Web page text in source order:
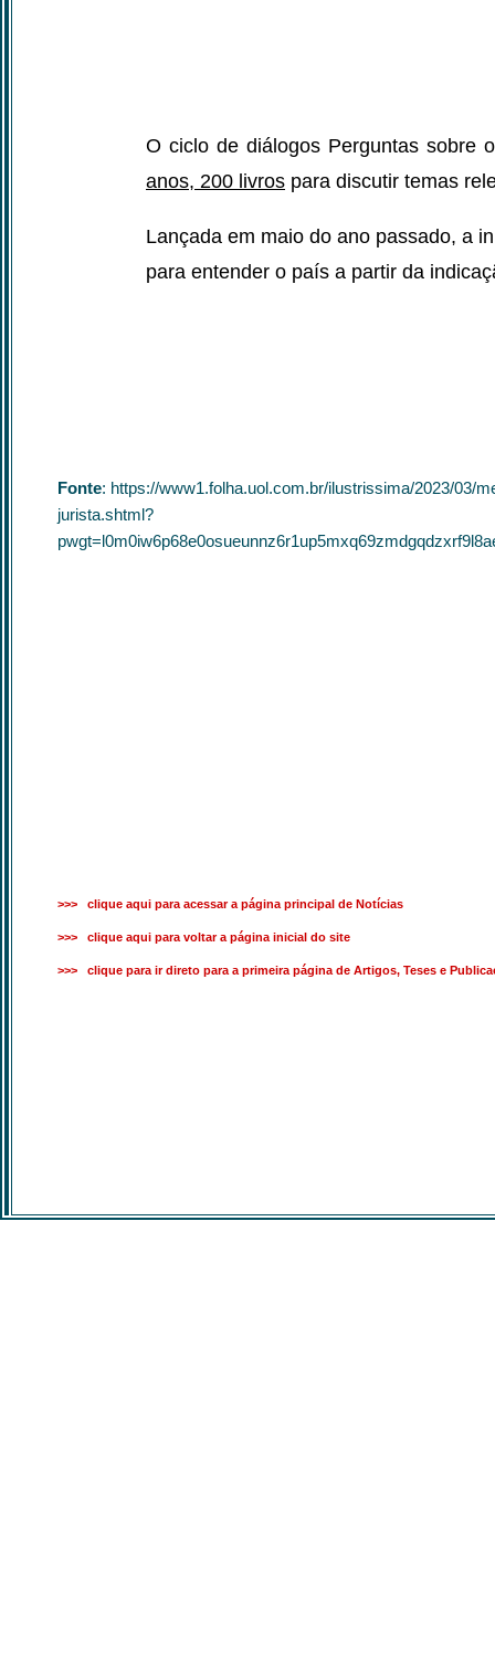
O ciclo de diálogos Perguntas sobre
anos, 200 livros para discutir temas
Lançada em maio do ano passado, a
para entender o país a partir da
Fonte: https://www1.folha.uol.com.br/ilustrissima/2023/03/
jurista.shtml?
>>> clique aqui para acessar a página principal de Notícias
>>> clique aqui para voltar a página inicial do site
>>> clique para ir direto para a primeira página de Artigos, Teses e